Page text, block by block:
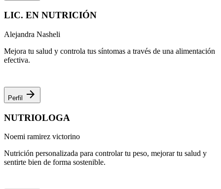
LIC. EN NUTRICIÓN
Alejandra Nasheli
Mejora tu salud y controla tus síntomas a través de una alimentación
efectiva.
Perfil arrow_forward
NUTRIOLOGA
Noemi ramirez victorino
Nutrición personalizada para controlar tu peso, mejorar tu salud y
sentirte bien de forma sostenible.